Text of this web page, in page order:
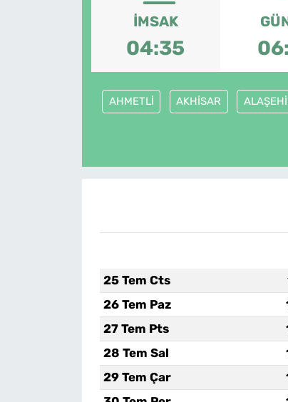
İMSAK
04:35
AHMETLİ AKHİSAR
25 Tem Cts
26 Tem Paz
27 Tem Pts
28 Tem Sal
29 Tem Çar